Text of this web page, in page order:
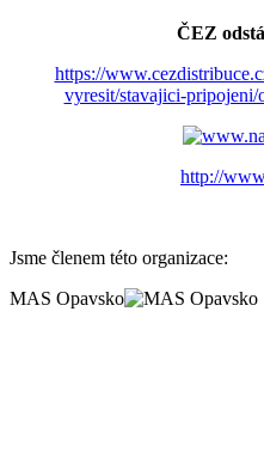
ČEZ
https://
vyresit/stavajici-pripojeni/
http://
Jsme členem této organizace:
MAS Opavsko